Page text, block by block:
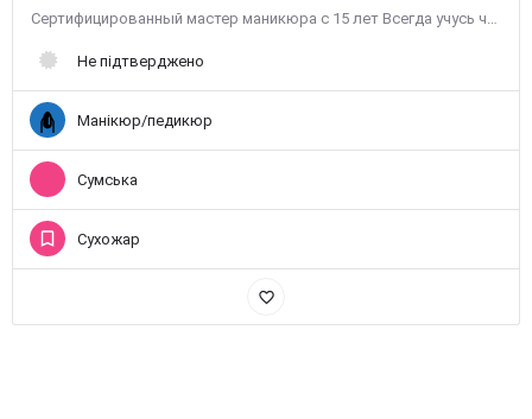
Сертифицированный мастер маникюра с 15 лет Всегда учусь чем-то новому Очень люблю свою работу С…
Не підтверджено
Манікюр/педикюр
Сумська
Сухожар
favorite_border